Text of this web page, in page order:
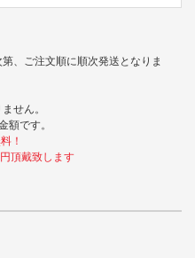
、ご注文順に順次発送となりま
せん。
額です。
！
頂戴致します